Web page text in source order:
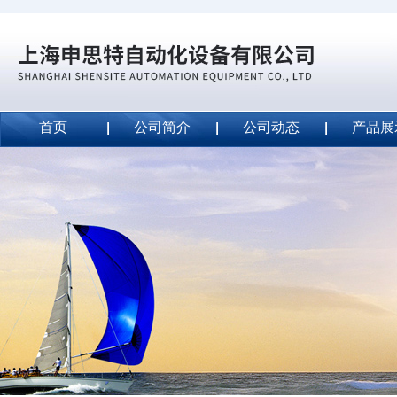
首页 公司简介 公司动态 产品
威斯特代理美国MightyLinetape安全胶带 2020-09-04